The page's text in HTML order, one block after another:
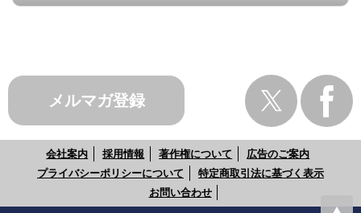
メルマガ登録
会社案内 採用情報 著作権について
広告のご案内
プライバシーポリシーについて
特定商取引法に基づく表示
お問い合わせ